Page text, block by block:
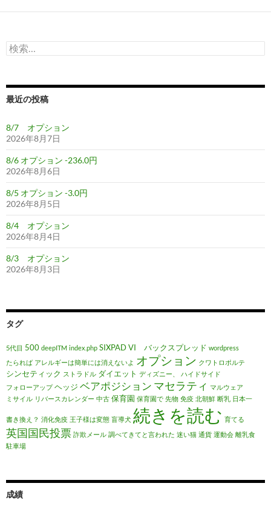
ー
ョ
検
索:
最近の投稿
8/7 オプション
2026年8月7日
8/6 オプション -236.0円
2026年8月6日
8/5 オプション -3.0円
2026年8月5日
8/4 オプション
2026年8月4日
8/3 オプション
2026年8月3日
タグ
5代目 500 deepITM index.php SIXPADVI バックスプレッド wordpress
たられば アレルギーは簡単には消えないよ オプション クワトロポルテ
シンセティック ストラドル ダイエット ディズニー、
ハイドサイド
フォローアップ ヘッジ ベアポジション マセラティ マルウェア
ミサイル リバースカレンダー 中古 保育園 保育園で 先物 免疫 北朝鮮 断乳 日本一
書き換え？ 消化免疫 王子様は変態 盲導犬 続きを読む 育てる
英国国民投票 詐欺メール 調べてきてと言われた 迷い猫 通貨 運動会 離乳食
駐車場
成績